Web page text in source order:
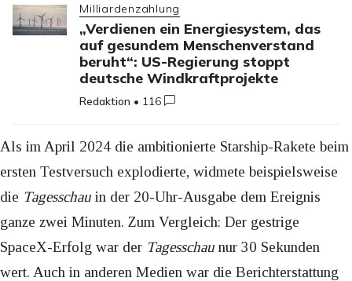
Milliardenzahlung
„Verdienen ein Energiesystem, das
auf gesundem Menschenverstand
beruht“: US-Regierung stoppt
deutsche Windkraftprojekte
Redaktion • 116
Als im April 2024 die ambitionierte Starship-Rakete beim
ersten Testversuch explodierte, widmete beispielsweise
die Tagesschauin der 20-Uhr-Ausgabe dem Ereignis
ganze zwei Minuten. Zum Vergleich: Der gestrige
SpaceX-Erfolg war der Tagesschaunur 30 Sekunden
wert. Auch in anderen Medien war die Berichterstattung